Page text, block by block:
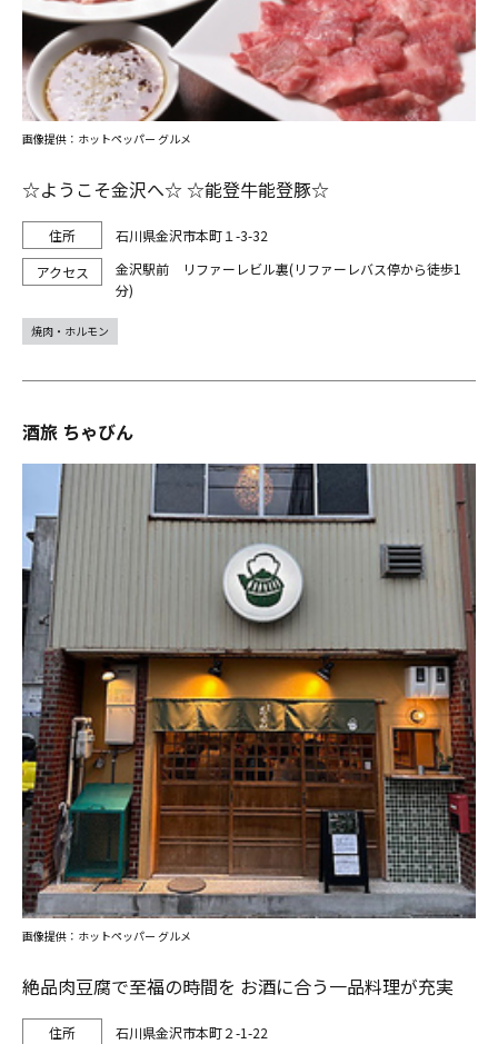
☆ようこそ金沢へ☆ ☆能登牛能登豚☆
石川県金沢市本町１-3-32
金沢駅前 リファーレビル裏(リファーレバス停から徒歩1
分)
画像提供：ホットペッパー グルメ
焼肉・ホルモン
酒旅 ちゃびん
絶品肉豆腐で至福の時間を お酒に合う一品料理が充実
石川県金沢市本町２-1-22
画像提供：ホットペッパー グルメ